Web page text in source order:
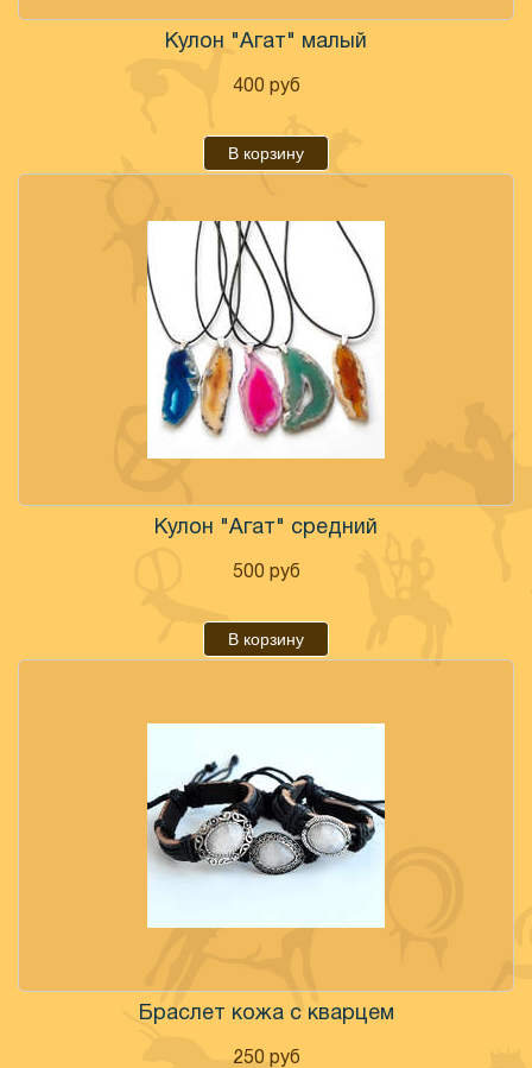
Кулон "Агат" малый
400 руб
В корзину
Кулон "Агат" средний
500 руб
В корзину
Браслет кожа с кварцем
250 руб